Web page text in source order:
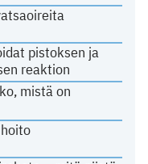
pistoksen ja
reaktion
mistä on